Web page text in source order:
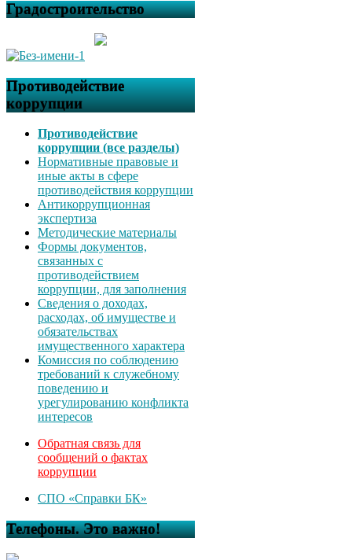
Градостроительство
Противодействие
коррупции
Противодействие
коррупции (все разделы)
Нормативные правовые и
иные акты в сфере
противодействия коррупции
Антикоррупционная
экспертиза
Методические материалы
Формы документов,
связанных с
противодействием
коррупции, для заполнения
Сведения о доходах,
расходах, об имуществе и
обязательствах
имущественного характера
Комиссия по соблюдению
требований к служебному
поведению и
урегулированию конфликта
интересов
Обратная связь для
сообщений о фактах
коррупции
СПО «Справки БК»
Телефоны. Это важно!